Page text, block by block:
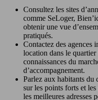
Consultez les sites
comme SeLoger,
obtenir une vue
pratiqués.
Contactez des agences
location dans le
connaissances du
d’accompagnement.
Parlez aux habitants du
sur les points forts et
les meilleures adresses